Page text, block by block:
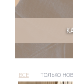
ВСЕ ТОЛЬКО